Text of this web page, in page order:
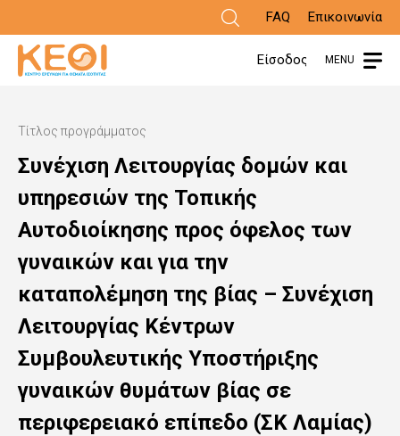
προς
το
περιεχόμενο
FAQ Επικοινωνία
Είσοδος MENU
Τίτλος προγράμματος
Συνέχιση Λειτουργίας δομών και
υπηρεσιών της Τοπικής
Αυτοδιοίκησης προς όφελος των
γυναικών και για την
καταπολέμηση της βίας – Συνέχιση
Λειτουργίας Κέντρων
Συμβουλευτικής Υποστήριξης
γυναικών θυμάτων βίας σε
περιφερειακό επίπεδο (ΣΚ Λαμίας)